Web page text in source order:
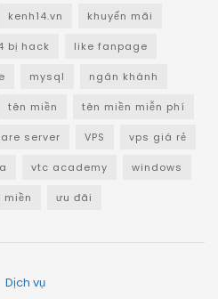
kenh14.vn khuyến mãi
bị hack like fanpage
mysql ngân khánh
tên miền tên miền miễn phí
server VPS vps giá rẻ
vtc academy windows
ưu đãi
Dịch vụ